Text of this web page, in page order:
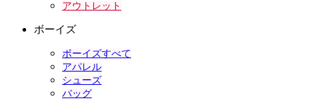
アウトレット
ボーイズ
ボーイズすべて
アパレル
シューズ
バッグ